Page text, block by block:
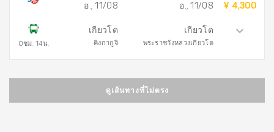
0ชม. 14น.
อ., 11/08
เกียวโต
คิงกากูจิ
อ., 11/08
เกียวโต
พระราชวังหลวงเกียวโต
¥ 4,300
ดูเส้นทางที่ไม่ตรง